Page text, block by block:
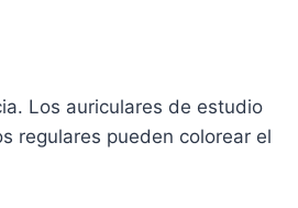
Los auriculares de estudio
regulares pueden colorear el